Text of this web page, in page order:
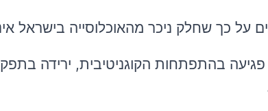
על כך שחלק ניכר מהאוכלוסייה בישראל
בהתפתחות הקוגניטיבית, ירידה